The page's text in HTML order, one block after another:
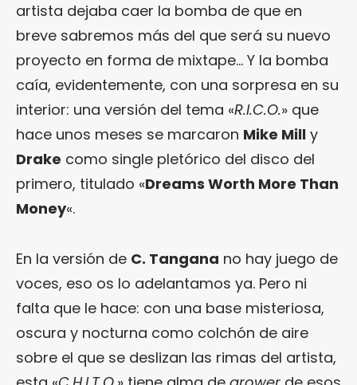
artista dejaba caer la bomba de que en
breve sabremos más del que será su nuevo
proyecto en forma de mixtape… Y la bomba
caía, evidentemente, con una sorpresa en su
interior: una versión del tema «R.I.C.O.» que
hace unos meses se marcaron Mike Mill y
Drake como single pletórico del disco del
primero, titulado «Dreams Worth More Than
Money«.
En la versión de C. Tangana no hay juego de
voces, eso os lo adelantamos ya. Pero ni
falta que le hace: con una base misteriosa,
oscura y nocturna como colchón de aire
sobre el que se deslizan las rimas del artista,